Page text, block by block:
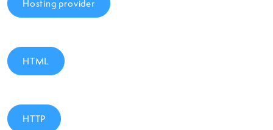
Hosting provider
HTML
HTTP